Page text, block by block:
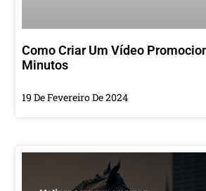
Como Criar Um Vídeo
Minutos
19 De Fevereiro De 2024